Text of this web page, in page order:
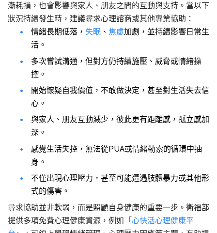
漸耗損，也會影響與家人、朋友之間的互動與支持。當以下
狀況持續發生時，建議尋求心理諮商或其他專業協助：
情緒長期低落， 失眠 、 焦慮加劇，並持續影響日常生
活。
多次嘗試溝通，但對方仍持續施壓、威脅或情緒操
控。
開始懷疑自我價值，不敢做決定，甚至對生活失去信
心。
與家人、朋友互動減少，彼此更有距離感，孤立感加
深。
感覺生活失控，無法從PUA或情緒勒索的循環中抽
身。
不僅出現心理壓力，甚至可能遭遇肢體暴力或其他形
式的傷害。
尋求協助並非軟弱，而是照顧自身健康的重要一步。衛福部
提供多項免費心理健康資源，例如「心快活心理健康平